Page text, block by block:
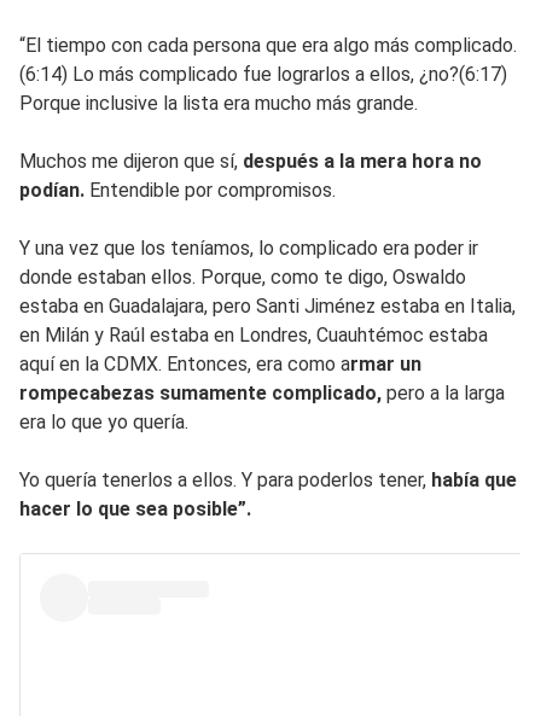
“El tiempo con cada persona que era algo más complicado.
(6:14) Lo más complicado fue lograrlos a ellos, ¿no?(6:17)
Porque inclusive la lista era mucho más grande.
Muchos me dijeron que sí, después a la mera hora no
podían. Entendible por compromisos.
Y una vez que los teníamos, lo complicado era poder ir
donde estaban ellos. Porque, como te digo, Oswaldo
estaba en Guadalajara, pero Santi Jiménez estaba en Italia,
en Milán y Raúl estaba en Londres, Cuauhtémoc estaba
aquí en la CDMX. Entonces, era como armar un
rompecabezas sumamente complicado, pero a la larga
era lo que yo quería.
Yo quería tenerlos a ellos. Y para poderlos tener, había que
hacer lo que sea posible”.